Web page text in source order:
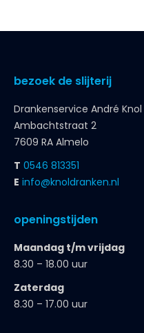
bezoek de slijterij
Drankenservice André Knol
Ambachtstraat 2
7609 RA Almelo
T 0546 813351
E info@knoldranken.nl
openingstijden
Maandag t/m vrijdag
8.30 – 18.00 uur
Zaterdag
8.30 – 17.00 uur